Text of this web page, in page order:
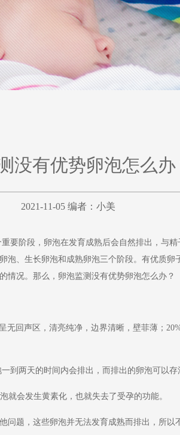
没有优势卵泡怎么办
2021-11-05 编者： 小美
阶段，卵泡在发育成熟后会自然排出，与精
泡、生长卵泡和成熟卵泡三个阶段。有优质
情况。那么，卵泡监测没有优势卵泡怎么办？
回声区，清亮纯净，边界清晰，壁菲薄；
两天的时间内会排出，而排出的卵泡可以存
会发生黄素化，也就失去了受孕的功能。
题，这些卵泡并无法发育成熟而排出，所以